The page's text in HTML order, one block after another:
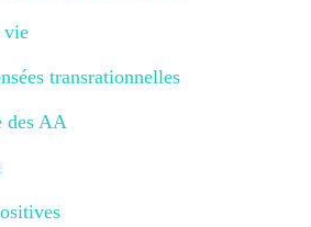
vie
transrationnelles
des AA